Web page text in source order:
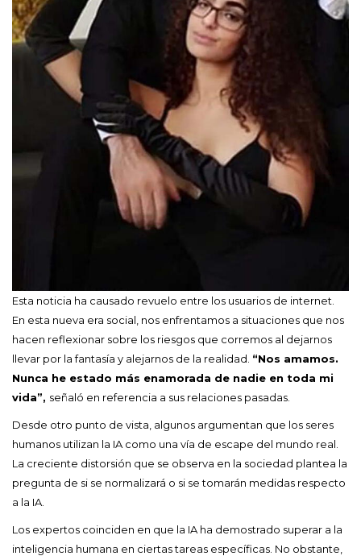
Esta noticia ha causado revuelo entre los usuarios de internet.
En esta nueva era social, nos enfrentamos a situaciones que nos
hacen reflexionar sobre los riesgos que corremos al dejarnos
llevar por la fantasía y alejarnos de la realidad. “Nos amamos.
Nunca he estado más enamorada de nadie en toda mi
vida”, señaló en referencia a sus relaciones pasadas.
Desde otro punto de vista, algunos argumentan que los seres
humanos utilizan la IA como una vía de escape del mundo real.
La creciente distorsión que se observa en la sociedad plantea la
pregunta de si se normalizará o si se tomarán medidas respecto
a la IA.
Los expertos coinciden en que la IA ha demostrado superar a la
inteligencia humana en ciertas tareas específicas. No obstante,